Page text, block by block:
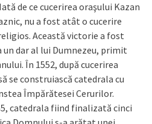
de ce cucerirea oraşului Kazan
nu a fost atât o cucerire
Această victorie a fost
un dar al lui Dumnezeu, primit
În 1552, după cucerirea
se construiască catedrala cu
Împărătesei Cerurilor.
catedrala fiind finalizată cinci